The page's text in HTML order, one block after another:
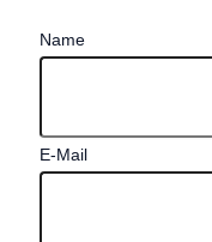
Name
E-Mail